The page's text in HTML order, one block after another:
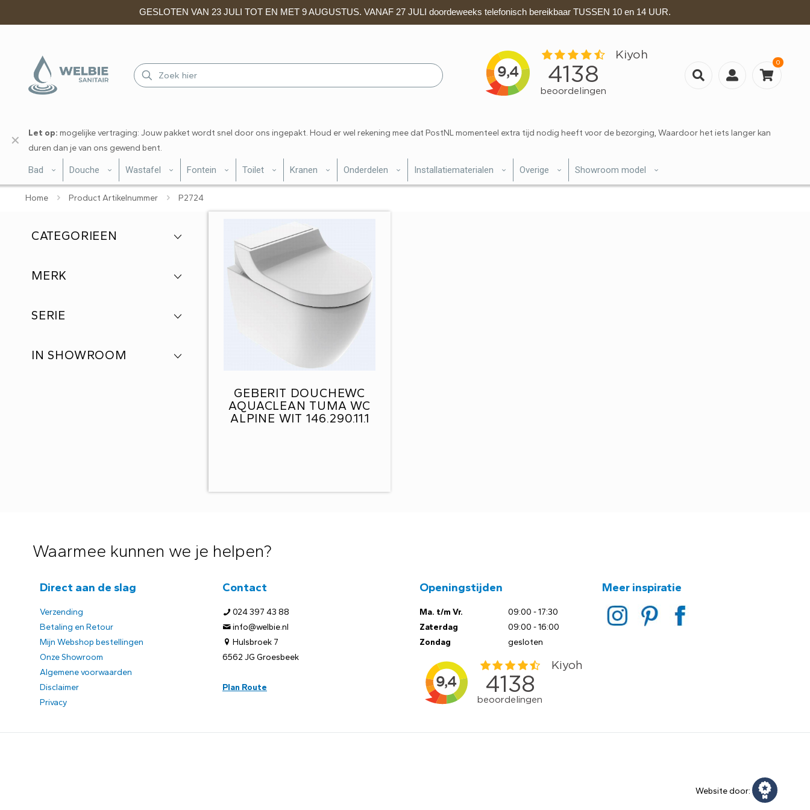
GESLOTEN VAN 23 JULI TOT EN MET 9 AUGUSTUS. VANAF 27 JULI doordeweeks telefonisch bereikbaar TUSSEN 10 en 14 UUR.
0
Let op: mogelijke vertraging: Jouw pakket wordt snel door ons ingepakt. Houd er wel rekening mee dat PostNL momenteel extra tijd nodig heeft voor de bezorging, Waardoor het iets langer kan
duren dan je van ons gewend bent.
✕
Bad Douche Wastafel Fontein Toilet Kranen Onderdelen Installatiematerialen Overige Showroom model
Home Product Artikelnummer P2724
GEBERIT DOUCHEWC
AQUACLEAN TUMA WC
ALPINE WIT 146.290.11.1
CATEGORIEEN
MERK
SERIE
IN SHOWROOM
Waarmee kunnen we je helpen?
Direct aan de slag
Verzending
Betaling en Retour
Mijn Webshop bestellingen
Onze Showroom
Algemene voorwaarden
Disclaimer
Privacy
Contact
024 397 43 88
info@welbie.nl
Hulsbroek 7
6562 JG Groesbeek
Plan Route
Openingstijden
Ma. t/m Vr.
Zaterdag
Zondag
09:00 - 17:30
09:00 - 16:00
gesloten
Meer inspiratie
Website door: